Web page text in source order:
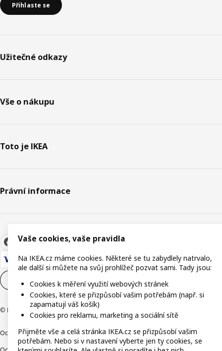
Přihlaste se
Užitečné odkazy
Vše o nákupu
Toto je IKEA
Právní informace
Nastavení souborů cookie CS
© Inter IKEA Systems B.V. 1999-2026
Ochrana osobních údajůCookiesSpolečně bezpečněDigitální přístupnost
Vaše cookies, vaše pravidla
Na IKEA.cz máme cookies. Některé se tu zabydlely natrvalo,
ale další si můžete na svůj prohlížeč pozvat sami. Tady jsou:
Cookies k měření využití webových stránek
Cookies, které se přizpůsobí vašim potřebám (např. si
zapamatují váš košík)
Cookies pro reklamu, marketing a sociální sítě
Přijměte vše a celá stránka IKEA.cz se přizpůsobí vašim
potřebám. Nebo si v nastavení vyberte jen ty cookies, se